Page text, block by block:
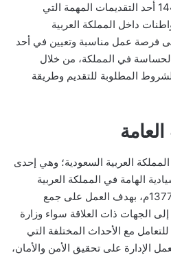
يعد تقرير المخابرات العامة 1442 أحد التقديمات المهمة التي
داخل المملكة العربية
فرصة عمل مناسبة وتعيين في أحد
في المملكة، من خلال
المطلوبة للتقديم وطريقة
العربية السعودية؛ وهي إحدى
الهامة في المملكة العربية
السعودية. تأسست عام 1377/4/10م، بهدف العمل على جمع
إلى الجهات ذات العلاقة سواء وزارة
للتعامل مع الأحداث المختلفة التي
الإدارة على تحقيق الأمن والأمان،